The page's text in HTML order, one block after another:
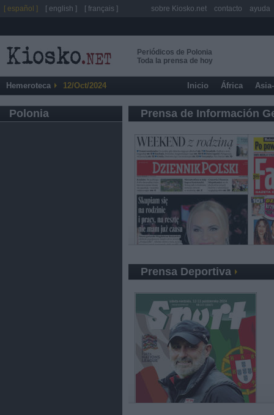
Periódicos de Polonia
Toda la prensa de hoy
Hemeroteca 12/Oct/2024 Inicio África
Polonia Prensa de Información
Prensa Deportiva
[ español ] [ english ] [ français ] sobre Kiosko.net contacto ayuda